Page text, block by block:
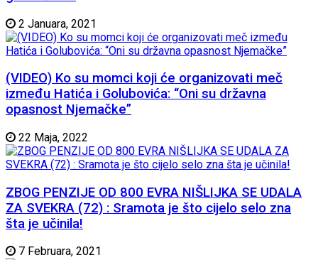
2 Januara, 2021
(VIDEO) Ko su momci koji će organizovati meč
između Hatića i Golubovića: “Oni su državna
opasnost Njemačke”
22 Maja, 2022
ZBOG PENZIJE OD 800 EVRA NIŠLIJKA SE UDALA
ZA SVEKRA (72) : Sramota je što cijelo selo zna
šta je učinila!
7 Februara, 2021